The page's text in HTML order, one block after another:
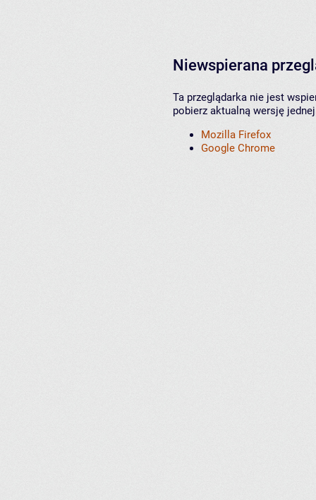
Niewspierana
Ta przeglądarka nie jest
pobierz aktualną wersję
Mozilla Firefox
Google Chrome